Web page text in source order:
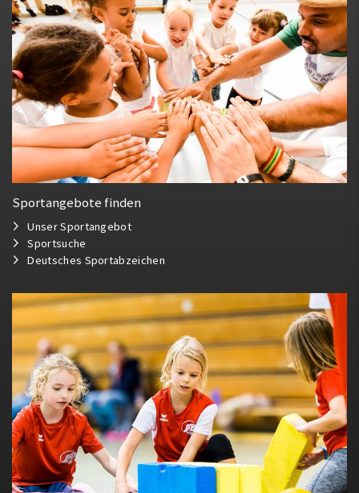
Sportangebote finden
Unser Sportangebot
Sportsuche
Deutsches Sportabzeichen